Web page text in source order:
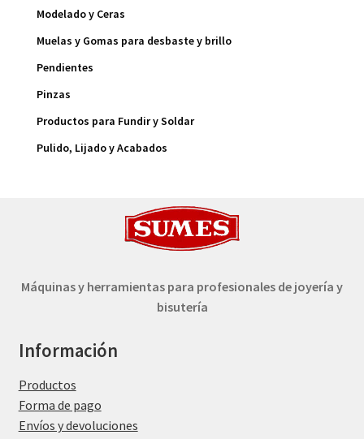
Modelado y Ceras
Muelas y Gomas para desbaste y brillo
Pendientes
Pinzas
Productos para Fundir y Soldar
Pulido, Lijado y Acabados
Máquinas y herramientas para profesionales de joyería y
bisutería
Información
Productos
Forma de pago
Envíos y devoluciones